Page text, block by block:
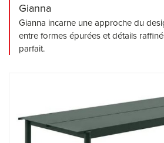
Gianna
Gianna incarne une approche du
entre formes épurées et détails
parfait.